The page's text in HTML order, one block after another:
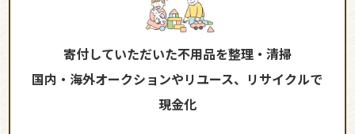
寄付していただいた不用品を整理・清掃
国内・海外オークションやリユース、リサイクルで
現金化